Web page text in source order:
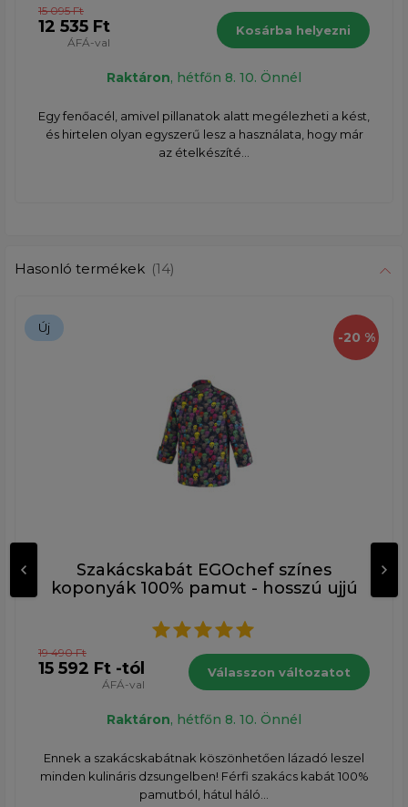
15 095 Ft
12 535 Ft
ÁFÁ-val
Kosárba helyezni
Raktáron, hétfőn 8. 10. Önnél
Egy fenőacél, amivel pillanatok alatt megélezheti a kést,
és hirtelen olyan egyszerű lesz a használata, hogy már
az ételkészíté...
Hasonló termékek (14)
-20 %
Új
Szakácskabát EGOchef színes
koponyák 100% pamut - hosszú ujjú
19 490 Ft
15 592 Ft -tól
ÁFÁ-val
Válasszon változatot
Raktáron, hétfőn 8. 10. Önnél
Ennek a szakácskabátnak köszönhetően lázadó leszel
minden kulináris dzsungelben! Férfi szakács kabát 100%
pamutból, hátul háló...